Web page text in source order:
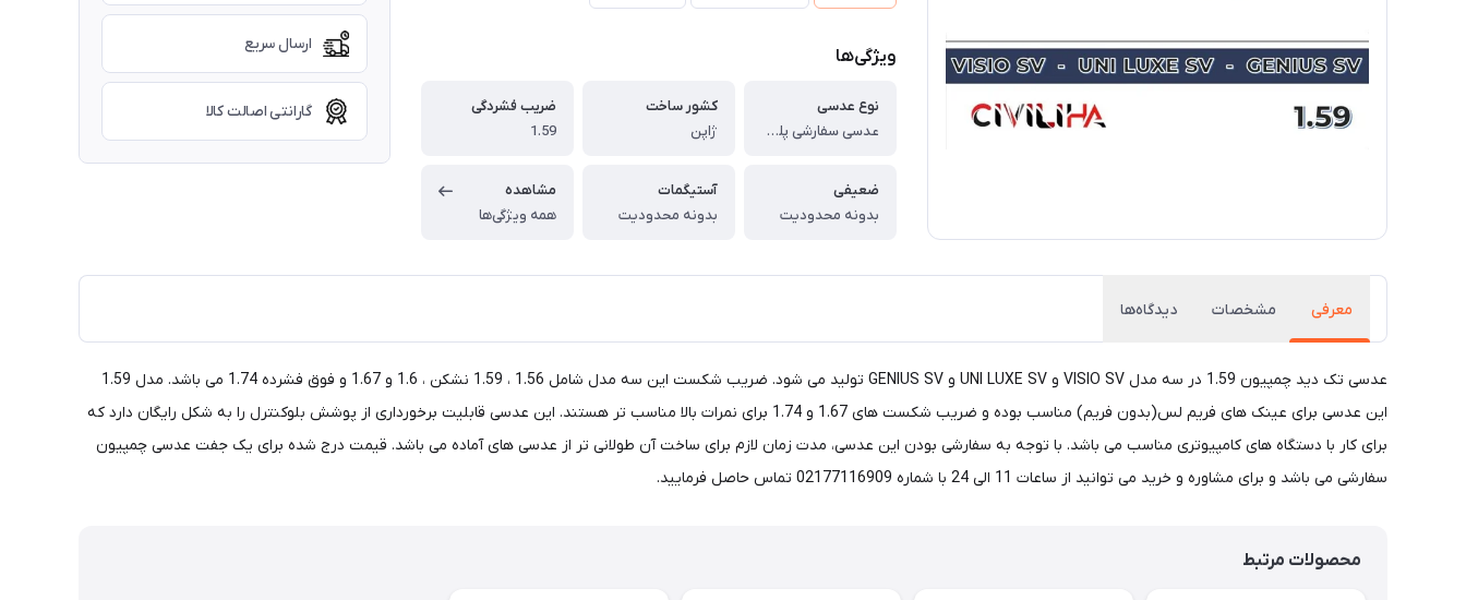
ویژگی‌ها
نوع عدسی
عدسی سفارشی پلی کربنات چمپیون با پوشش بلوکنترل انتخابی CHAMPION RX Polycarbonate Clear 1.59
کشور ساخت
ژاپن
ضریب فشردگی
1.59
ضعیفی
بدونه محدودیت
آستیگمات
بدونه محدودیت
مشاهده
همه ویژگی‌ها
ارسال سریع
گارانتی اصالت کالا
معرفی مشخصات دیدگاه‌ها
عدسی تک دید چمپیون 1.59 در سه مدل VISIO SV و UNI LUXE SV و GENIUS SV تولید می شود. ضریب شکست این سه مدل شامل 1.56 ، 1.59 نشکن ، 1.6 و 1.67 و فوق فشرده 1.74 می باشد. مدل 1.59
این عدسی برای عینک های فریم لس(بدون فریم) مناسب بوده و ضریب شکست های 1.67 و 1.74 برای نمرات بالا مناسب تر هستند. این عدسی قابلیت برخورداری از پوشش بلوکنترل را به شکل رایگان دارد که
برای کار با دستگاه های کامپیوتری مناسب می باشد. با توجه به سفارشی بودن این عدسی، مدت زمان لازم برای ساخت آن طولانی تر از عدسی های آماده می باشد. قیمت درج شده برای یک جفت عدسی چمپیون
سفارشی می باشد و برای مشاوره و خرید می توانید از ساعات 11 الی 24 با شماره 02177116909 تماس حاصل فرمایید.
محصولات مرتبط